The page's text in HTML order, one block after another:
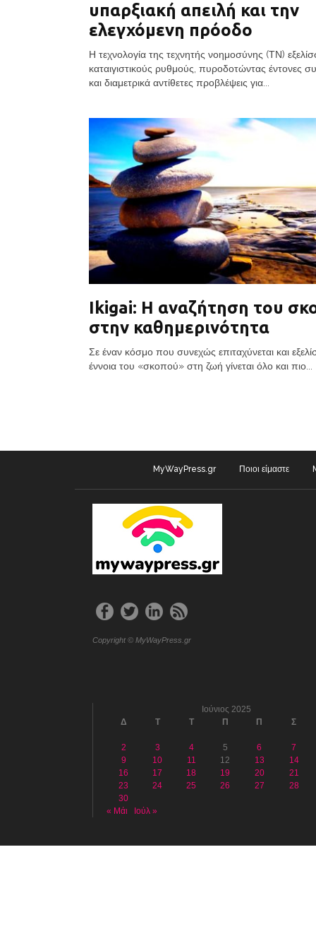
υπαρξιακή απειλή και την
ελεγχόμενη πρόοδο
Η τεχνολογία της τεχνητής νοημοσύνης (ΤΝ)
καταιγιστικούς ρυθμούς, πυροδοτώντας έντονες
και διαμετρικά αντίθετες προβλέψεις για...
Ikigai: Η αναζήτηση του
στην καθημερινότητα
Σε έναν κόσμο που συνεχώς επιταχύνεται και
έννοια του «σκοπού» στη ζωή γίνεται όλο και πιο...
MyWayPress.gr Ποιοι είμαστε
Copyright © MyWayPress.gr
Ιούνιος 2025
Δ
Τ Τ Π Π Σ
2 3 4 5 6
7
9
10 11 12 13
14
16
17 18 19 20
21
23
24 25 26 27
28
30
« Μάι
Ιούλ »